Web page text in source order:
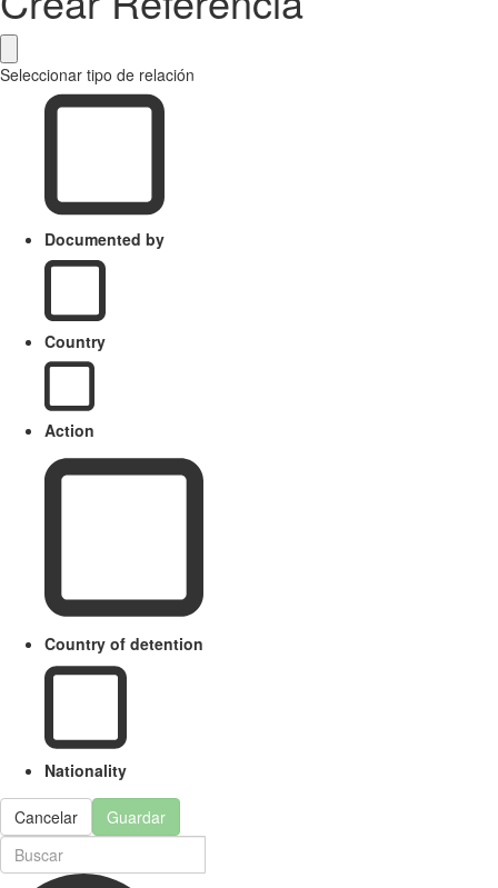
Seleccionar tipo de relación
Documented by
Country
Action
Country of detention
Nationality
Cancelar Guardar